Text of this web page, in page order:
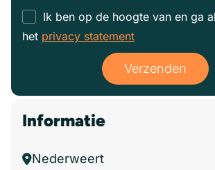
Informatie
Nederweert
Ik ben op de hoogte van en ga
het privacy statement
Verzenden